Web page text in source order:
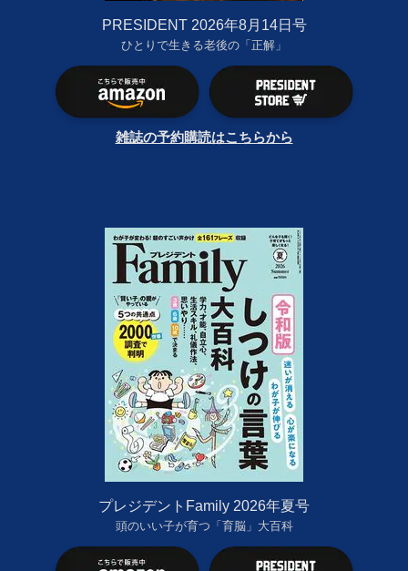
PRESIDENT 2026年8月14日号
ひとりで生きる老後の「正解」
雑誌の予約購読はこちらから
プレジデントFamily 2026年夏号
頭のいい子が育つ「育脳」大百科